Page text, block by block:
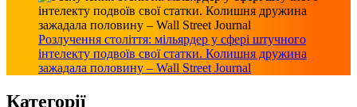
Розлучення століття: мільярдер у сфері штучного
інтелекту подвоїв свої статки. Колишня дружина
зажадала половину – Wall Street Journal
Категорії